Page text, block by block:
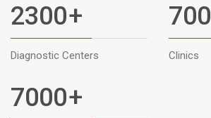
2300+
Diagnostic Centers
700
Clinics
7000+